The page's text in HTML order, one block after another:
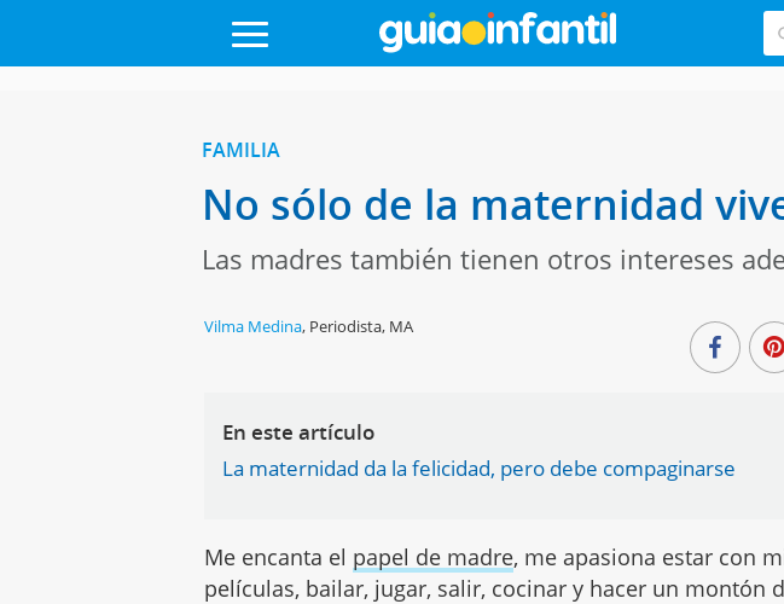
FAMILIA
No sólo de la maternidad
Las madres también tienen otros intereses
Vilma Medina, Periodista, MA
En este artículo
La maternidad da la felicidad, pero debe compaginarse
Me encanta el papel de madre, me apasiona estar con
películas, bailar, jugar, salir, cocinar y hacer un montón